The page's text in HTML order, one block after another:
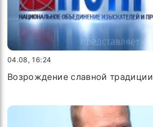
04.08, 16:24
Возрождение славной традиции